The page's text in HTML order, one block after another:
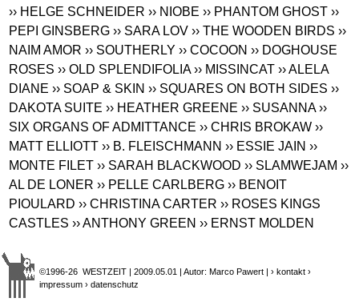
›› HELGE SCHNEIDER ›› NIOBE ›› PHANTOM GHOST ››
PEPI GINSBERG ›› SARA LOV ›› THE WOODEN BIRDS ››
NAIM AMOR ›› SOUTHERLY ›› COCOON ›› DOGHOUSE
ROSES ›› OLD SPLENDIFOLIA ›› MISSINCAT ›› ALELA
DIANE ›› SOAP & SKIN ›› SQUARES ON BOTH SIDES ››
DAKOTA SUITE ›› HEATHER GREENE ›› SUSANNA ››
SIX ORGANS OF ADMITTANCE ›› CHRIS BROKAW ››
MATT ELLIOTT ›› B. FLEISCHMANN ›› ESSIE JAIN ››
MONTE FILET ›› SARAH BLACKWOOD ›› SLAMWEJAM ››
AL DE LONER ›› PELLE CARLBERG ›› BENOIT
PIOULARD ›› CHRISTINA CARTER ›› ROSES KINGS
CASTLES ›› ANTHONY GREEN ›› ERNST MOLDEN
©1996-26 WESTZEIT | 2009.05.01 | Autor: Marco Pawert |› kontakt ›
impressum › datenschutz